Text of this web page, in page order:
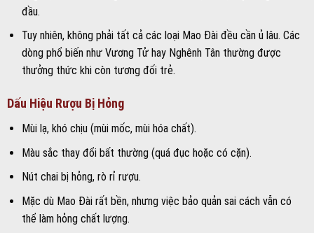
đầu.
Tuy nhiên, không phải tất cả các loại Mao Đài đều cần ủ lâu. Các
dòng phổ biến như Vương Tử hay Nghênh Tân thường được
thưởng thức khi còn tương đối trẻ.
Dấu Hiệu Rượu Bị Hỏng
Mùi lạ, khó chịu (mùi mốc, mùi hóa chất).
Màu sắc thay đổi bất thường (quá đục hoặc có cặn).
Nút chai bị hỏng, rò rỉ rượu.
Mặc dù Mao Đài rất bền, nhưng việc bảo quản sai cách vẫn có
thể làm hỏng chất lượng.